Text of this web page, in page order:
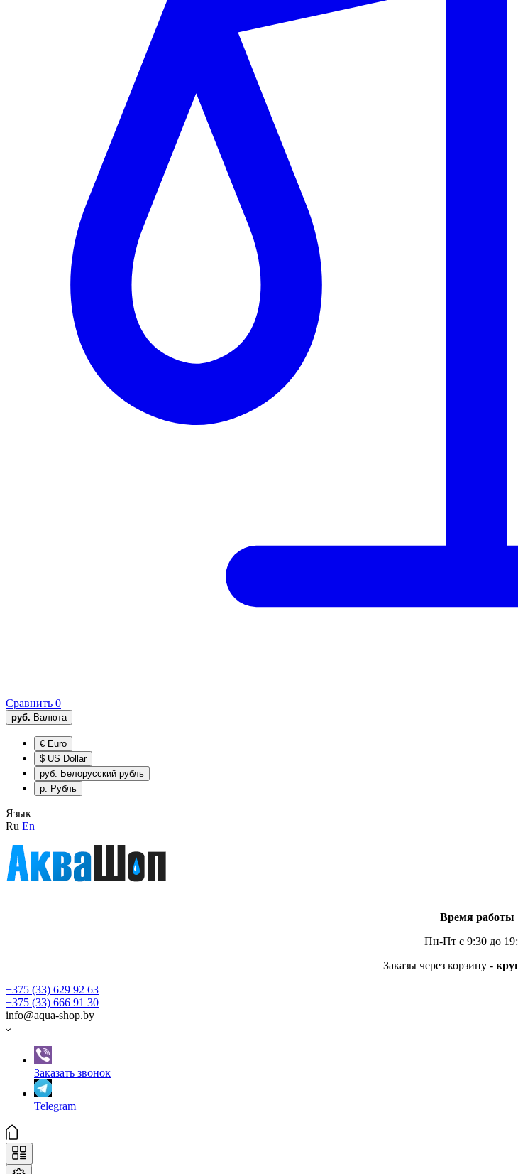
Сравнить 0
руб. Валюта
€ Euro
$ US Dollar
руб. Белорусский рубль
р. Рубль
Язык
Ru En
Время работы
Пн-Пт с 9:30 до
Заказы через корзину -
+375 (33) 629 92 63
+375 (33) 666 91 30
info@aqua-shop.by
Заказать звонок
Telegram